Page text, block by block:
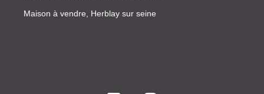
Maison à vendre, Herblay sur seine